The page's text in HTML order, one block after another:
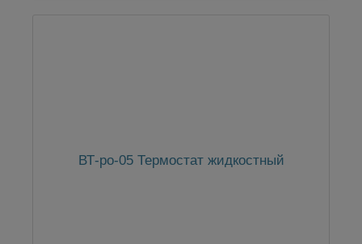
ВТ-ро-05 Термостат жидкостный